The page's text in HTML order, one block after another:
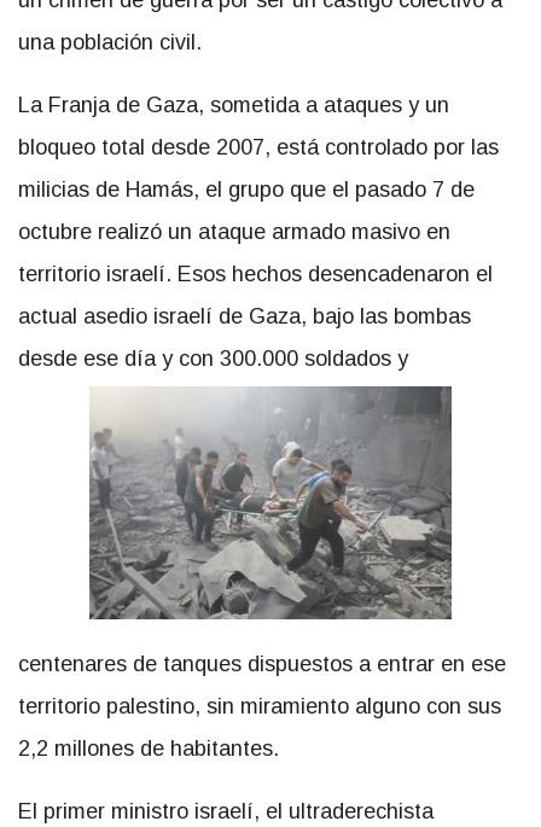
una población civil.
La Franja de Gaza, sometida a ataques y un
bloqueo total desde 2007, está controlado por las
milicias de Hamás, el grupo que el pasado 7 de
octubre realizó un ataque armado masivo en
territorio israelí. Esos hechos desencadenaron el
actual asedio israelí de Gaza, bajo las bombas
desde ese día y con 300.000 soldados y
centenares de tanques dispuestos a entrar en ese
territorio palestino, sin miramiento alguno con sus
2,2 millones de habitantes.
El primer ministro israelí, el ultraderechista